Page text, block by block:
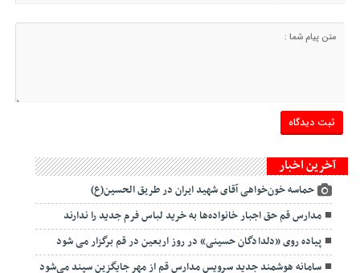
آخرین اخبار
حماسه خون‌خواهی آقای شهید ایران در طریق الحسین(ع)
مدارس قم حق اجبار خانواده‌ها به خرید لباس فرم جدید را ندارند
پیاده روی «دلدادگان حسینی» در روز اربعین در قم برگزار می شود
سامانه هوشمند جدید سرویس مدارس قم از مهر جایگزین سپند می‌شود